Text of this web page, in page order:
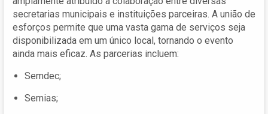
secretarias municipais e instituições parceiras. A união de
esforços permite que uma vasta gama de serviços seja
disponibilizada em um único local, tornando o evento
ainda mais eficaz. As parcerias incluem:
Semdec;
Semias;